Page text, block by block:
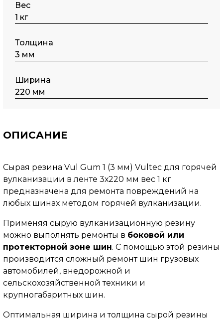
Вес
1 кг
Толщина
3 мм
Ширина
220 мм
ОПИСАНИЕ
Сырая резина Vul Gum 1 (3 мм) Vultec для горячей
вулканизации в ленте 3х220 мм вес 1 кг
предназначена для ремонта повреждений на
любых шинах методом горячей вулканизации.
Применяя сырую вулканизационную резину
можно выполнять ремонты в боковой или
протекторной зоне шин. С помощью этой резины
производится сложный ремонт шин грузовых
автомобилей, внедорожной и
сельскохозяйственной техники и
крупногабаритных шин.
Оптимальная ширина и толщина сырой резины